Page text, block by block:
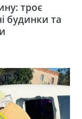
троє
будинки та